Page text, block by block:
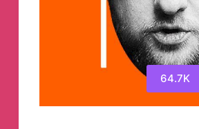
64.7K